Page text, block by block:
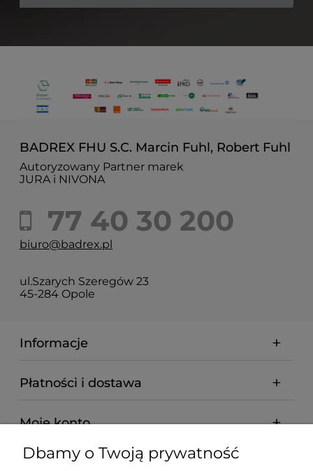
BADREX FHU S.C. Marcin Fuhl, Robert Fuhl
Autoryzowany Partner marek
JURA i NIVONA
77 40 30 200
biuro@badrex.pl
ul.Szarych Szeregów 23
45-284 Opole
Informacje
Płatności i dostawa
Moje konto
Pomoc
Dbamy o Twoją prywatność